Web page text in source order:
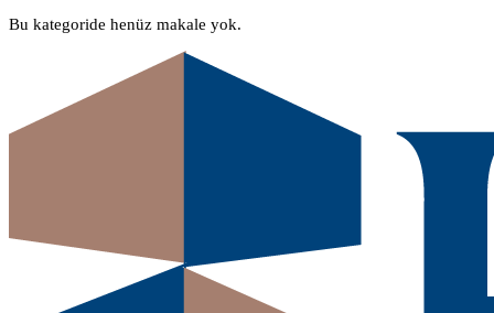
Bu kategoride henüz makale yok.